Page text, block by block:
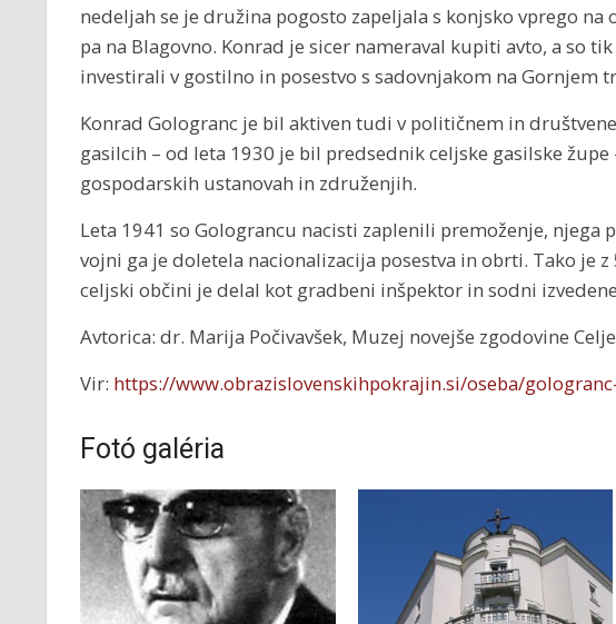
nedeljah se je družina pogosto zapeljala s konjsko vprego
pa na Blagovno. Konrad je sicer nameraval kupiti avto, a so
investirali v gostilno in posestvo s sadovnjakom na Gornjem
Konrad Gologranc je bil aktiven tudi v političnem in
gasilcih – od leta 1930 je bil predsednik celjske gasilske župe
gospodarskih ustanovah in združenjih.
Leta 1941 so Golograncu nacisti zaplenili premoženje, njega
vojni ga je doletela nacionalizacija posestva in obrti. Tako je
celjski občini je delal kot gradbeni inšpektor in sodni
Avtorica: dr. Marija Počivavšek, Muzej novejše zgodovine Celje
Vir: https://www.obrazislovenskihpokrajin.si/oseba/
Fotó galéria